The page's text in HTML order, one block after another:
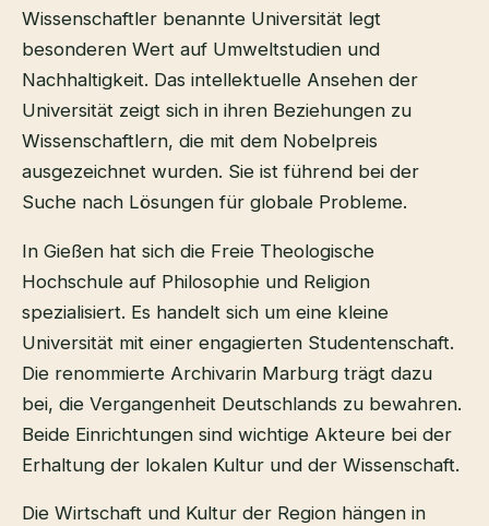
Wissenschaftler benannte Universität legt
besonderen Wert auf Umweltstudien und
Nachhaltigkeit. Das intellektuelle Ansehen der
Universität zeigt sich in ihren Beziehungen zu
Wissenschaftlern, die mit dem Nobelpreis
ausgezeichnet wurden. Sie ist führend bei der
Suche nach Lösungen für globale Probleme.
In Gießen hat sich die Freie Theologische
Hochschule auf Philosophie und Religion
spezialisiert. Es handelt sich um eine kleine
Universität mit einer engagierten Studentenschaft.
Die renommierte Archivarin Marburg trägt dazu
bei, die Vergangenheit Deutschlands zu bewahren.
Beide Einrichtungen sind wichtige Akteure bei der
Erhaltung der lokalen Kultur und der Wissenschaft.
Die Wirtschaft und Kultur der Region hängen in